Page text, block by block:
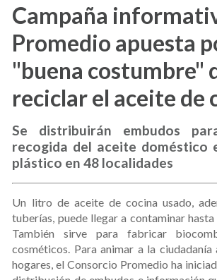
Campaña
Promedio apuesta
"buena costumbre"
reciclar el aceite de
Se distribuirán embudos
recogida del aceite doméstico
plástico en 48 localidades
Un litro de aceite de cocina usado,
tuberías, puede llegar a contaminar
También sirve para fabricar
cosméticos. Para animar a la ciudadanía
hogares, el Consorcio Promedio ha